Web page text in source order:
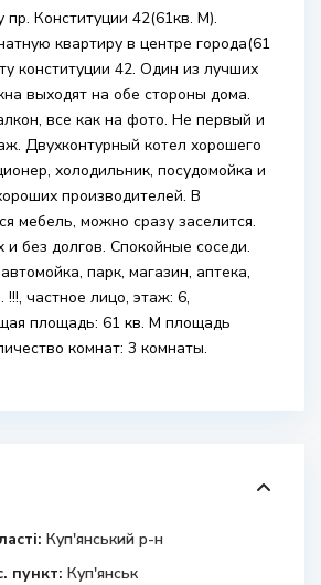
пр. Конституции 42(61кв. М).
квартиру в центре города(61
конституции 42. Один из лучших
выходят на обе стороны дома.
все как на фото. Не первый и
Двухконтурный котел хорошего
холодильник, посудомойка и
производителей. В
мебель, можно сразу заселится.
и без долгов. Спокойные соседи.
парк, магазин, аптека,
частное лицо, этаж: 6,
площадь: 61 кв. М площадь
комнат: 3 комнаты.
Куп'янський р-н
пункт: Куп'янськ